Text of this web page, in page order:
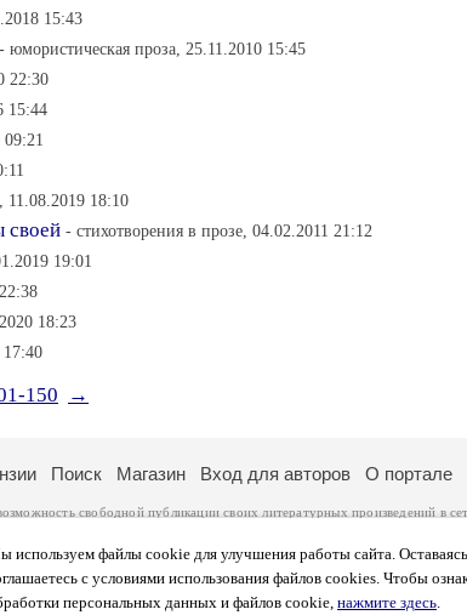
15:43
- юмористическая проза, 25.11.2010 15:45
22:30
15:44
18:10
своей - стихотворения в прозе, 04.02.2011 21:12
19:01
18:23
150 →
используем файлы cookie для улучшения работы сайта.
с условиями использования файлов cookies. Чтобы
персональных данных и файлов cookie, нажмите здесь.
Поиск Магазин Вход для авторов О портале
свободной публикации своих литературных произведений в
и охраняются
. Перепечатка произведений возможна только с
авторы несут самостоятельно на основании
персональных данных. Вы также можете посмотреть более
порядка 100 тысяч посетителей, которые в общей сумме просматривают
В каждой графе указано по две цифры: количество просмотров и